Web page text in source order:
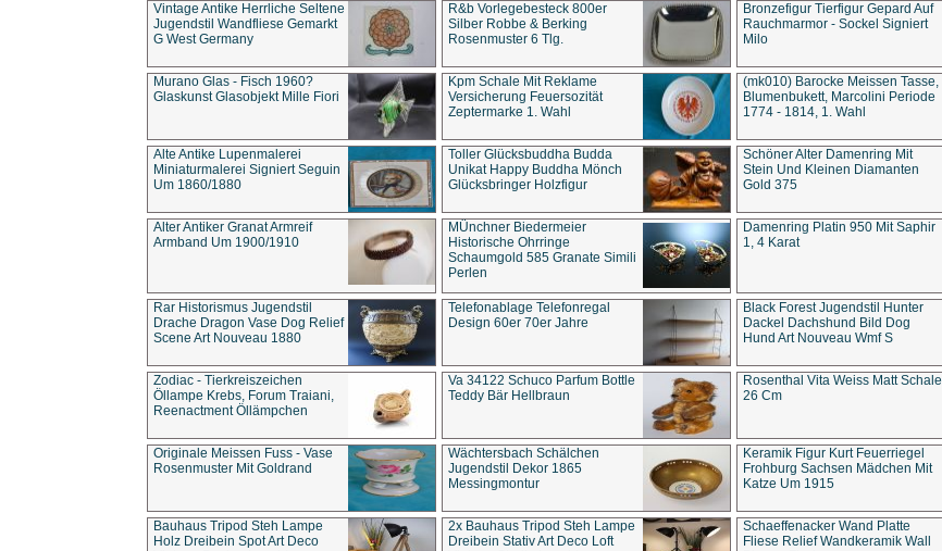
Vintage Antike Herrliche Seltene
Jugendstil Wandfliese Gemarkt
G West Germany
R&b Vorlegebesteck 800er
Silber Robbe & Berking
Rosenmuster 6 Tlg.
Bronzefigur Tierfigur Gepard Auf
Rauchmarmor - Sockel Signiert
Milo
Murano Glas - Fisch 1960?
Glaskunst Glasobjekt Mille Fiori
Kpm Schale Mit Reklame
Versicherung Feuersozität
Zeptermarke 1. Wahl
(mk010) Barocke Meissen Tasse,
Blumenbukett, Marcolini Periode
1774 - 1814, 1. Wahl
Alte Antike Lupenmalerei
Miniaturmalerei Signiert Seguin
Um 1860/1880
Toller Glücksbuddha Budda
Unikat Happy Buddha Mönch
Glücksbringer Holzfigur
Schöner Alter Damenring Mit
Stein Und Kleinen Diamanten
Gold 375
Alter Antiker Granat Armreif
Armband Um 1900/1910
MÜnchner Biedermeier
Historische Ohrringe
Schaumgold 585 Granate Simili
Perlen
Damenring Platin 950 Mit Saphir
1, 4 Karat
Rar Historismus Jugendstil
Drache Dragon Vase Dog Relief
Scene Art Nouveau 1880
Telefonablage Telefonregal
Design 60er 70er Jahre
Black Forest Jugendstil Hunter
Dackel Dachshund Bild Dog
Hund Art Nouveau Wmf S
Zodiac - Tierkreiszeichen
Öllampe Krebs, Forum Traiani,
Reenactment Öllämpchen
Va 34122 Schuco Parfum Bottle
Teddy Bär Hellbraun
Rosenthal Vita Weiss Matt Schale
26 Cm
Originale Meissen Fuss - Vase
Rosenmuster Mit Goldrand
Wächtersbach Schälchen
Jugendstil Dekor 1865
Messingmontur
Keramik Figur Kurt Feuerriegel
Frohburg Sachsen Mädchen Mit
Katze Um 1915
Bauhaus Tripod Steh Lampe
Holz Dreibein Spot Art Deco
2x Bauhaus Tripod Steh Lampe
Dreibein Stativ Art Deco Loft
Schaeffenacker Wand Platte
Fliese Relief Wandkeramik Wall